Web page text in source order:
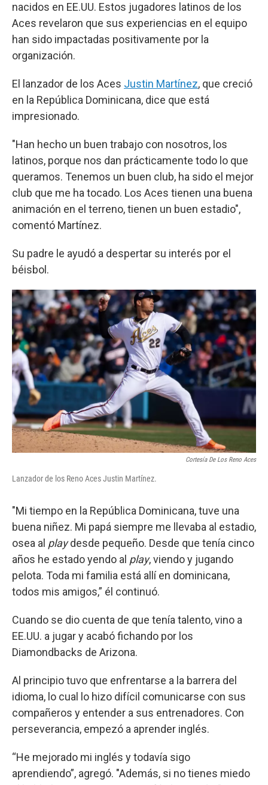
nacidos en EE.UU. Estos jugadores latinos de los
Aces revelaron que sus experiencias en el equipo
han sido impactadas positivamente por la
organización.
El lanzador de los Aces Justin Martínez, que creció
en la República Dominicana, dice que está
impresionado.
"Han hecho un buen trabajo con nosotros, los
latinos, porque nos dan prácticamente todo lo que
queramos. Tenemos un buen club, ha sido el mejor
club que me ha tocado. Los Aces tienen una buena
animación en el terreno, tienen un buen estadio",
comentó Martínez.
Su padre le ayudó a despertar su interés por el
béisbol.
Cortesía De Los Reno Aces
Lanzador de los Reno Aces Justin Martínez.
"Mi tiempo en la República Dominicana, tuve una
buena niñez. Mi papá siempre me llevaba al estadio,
osea al playdesde pequeño. Desde que tenía cinco
años he estado yendo al play, viendo y jugando
pelota. Toda mi familia está allí en dominicana,
todos mis amigos,” él continuó.
Cuando se dio cuenta de que tenía talento, vino a
EE.UU. a jugar y acabó fichando por los
Diamondbacks de Arizona.
Al principio tuvo que enfrentarse a la barrera del
idioma, lo cual lo hizo difícil comunicarse con sus
compañeros y entender a sus entrenadores. Con
perseverancia, empezó a aprender inglés.
“He mejorado mi inglés y todavía sigo
aprendiendo”, agregó. "Además, si no tienes miedo